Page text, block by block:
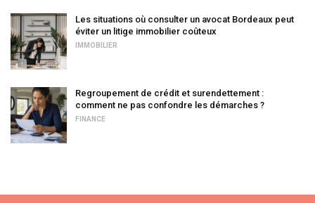
Les situations où consulter un avocat Bordeaux peut
éviter un litige immobilier coûteux
IMMOBILIER
Regroupement de crédit et surendettement :
comment ne pas confondre les démarches ?
FINANCE